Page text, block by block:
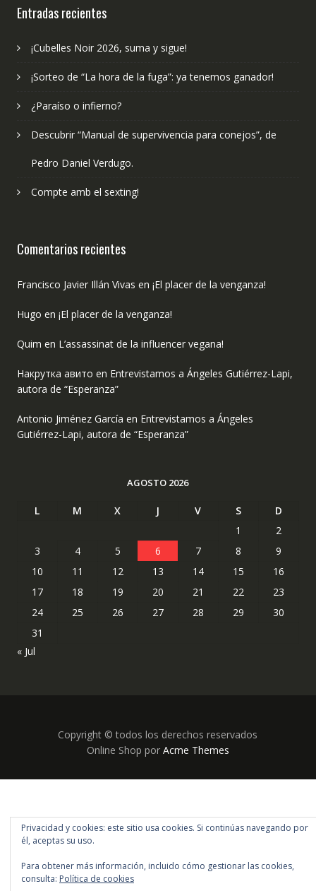
Entradas recientes
¡Cubelles Noir 2026, suma y sigue!
¡Sorteo de “La hora de la fuga”: ya tenemos ganador!
¿Paraíso o infierno?
Descubrir “Manual de supervivencia para conejos”, de
Pedro Daniel Verdugo.
Compte amb el sexting!
Comentarios recientes
Francisco Javier Illán Vivas en ¡El placer de la venganza!
Hugo en ¡El placer de la venganza!
Quim en L’assassinat de la influencer vegana!
Накрутка авито en Entrevistamos a Ángeles Gutiérrez-Lapi,
autora de “Esperanza”
Antonio Jiménez García en Entrevistamos a Ángeles
Gutiérrez-Lapi, autora de “Esperanza”
AGOSTO 2026
L M X J V S
D
1
2
3
4 5 6 7 8
9
10
11 12 13 14 15
16
17
18 19 20 21 22
23
24
25 26 27 28 29
30
31
« Jul
Copyright © todos los derechos reservados
Online Shop por Acme Themes
Privacidad y cookies: este sitio usa cookies. Si continúas navegando por
él, aceptas su uso.
Para obtener más información, incluido cómo gestionar las cookies,
consulta: Política de cookies